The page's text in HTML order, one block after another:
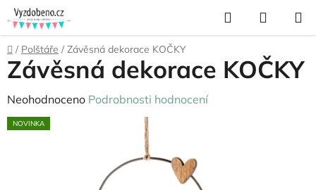
Přejít
na
obsah
Hledat
KOŠÍK
Domů
/ Polštáře / Závěsná dekorace KOČKY
Závěsná dekorace KOČKY
Průměrné
hodnocení
Neohodnoceno Podrobnosti hodnocení
NOVINKA